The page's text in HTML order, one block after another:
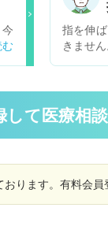
っ
の
て
指を伸
きませ
きがお
ても神
知って
いです。
して医療相
ります。有料会